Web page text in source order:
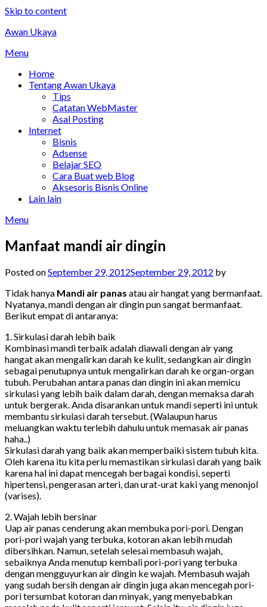
Skip to content
Awan Ukaya
Menu
Home
Tentang Awan Ukaya
Tips
Catatan WebMaster
Asal Posting
Internet
Bisnis
Adsense
Belajar SEO
Cara Buat web Blog
Aksesoris Bisnis Online
Lain lain
Menu
Manfaat mandi air dingin
Posted onSeptember 29, 2012September 29, 2012 by
Tidak hanya Mandi air panas atau air hangat yang bermanfaat.
Nyatanya, mandi dengan air dingin pun sangat bermanfaat.
Berikut empat di antaranya:
1. Sirkulasi darah lebih baik
Kombinasi mandi terbaik adalah diawali dengan air yang
hangat akan mengalirkan darah ke kulit, sedangkan air dingin
sebagai penutupnya untuk mengalirkan darah ke organ-organ
tubuh. Perubahan antara panas dan dingin ini akan memicu
sirkulasi yang lebih baik dalam darah, dengan memaksa darah
untuk bergerak. Anda disarankan untuk mandi seperti ini untuk
membantu sirkulasi darah tersebut. (Walaupun harus
meluangkan waktu terlebih dahulu untuk memasak air panas
haha..)
Sirkulasi darah yang baik akan memperbaiki sistem tubuh kita.
Oleh karena itu kita perlu memastikan sirkulasi darah yang baik
karena hal ini dapat mencegah berbagai kondisi, seperti
hipertensi, pengerasan arteri, dan urat-urat kaki yang menonjol
(varises).
2. Wajah lebih bersinar
Uap air panas cenderung akan membuka pori-pori. Dengan
pori-pori wajah yang terbuka, kotoran akan lebih mudah
dibersihkan. Namun, setelah selesai membasuh wajah,
sebaiknya Anda menutup kembali pori-pori yang terbuka
dengan mengguyurkan air dingin ke wajah. Membasuh wajah
yang sudah bersih dengan air dingin juga akan mencegah pori-
pori tersumbat kotoran dan minyak, yang menyebabkan